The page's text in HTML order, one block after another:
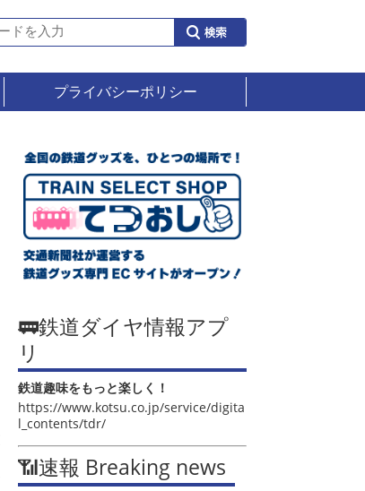
プライバシーポリシー
🚃鉄道ダイヤ情報アプ
リ
鉄道趣味をもっと楽しく！
https://www.kotsu.co.jp/service/digita
l_contents/tdr/
📶速報 Breaking news